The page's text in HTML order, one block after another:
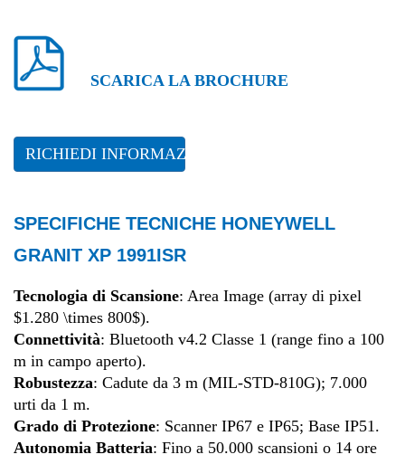
SCARICA LA BROCHURE
RICHIEDI INFORMAZIONI
SPECIFICHE TECNICHE HONEYWELL
GRANIT XP 1991ISR
Tecnologia di Scansione: Area Image (array di pixel
$1.280 \times 800$).
Connettività: Bluetooth v4.2 Classe 1 (range fino a 100
m in campo aperto).
Robustezza: Cadute da 3 m (MIL-STD-810G); 7.000
urti da 1 m.
Grado di Protezione: Scanner IP67 e IP65; Base IP51.
Autonomia Batteria: Fino a 50.000 scansioni o 14 ore